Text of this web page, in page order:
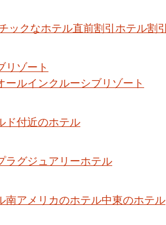
ックなホテル直前割引ホテル割引
リゾート
ールインクルーシブリゾート
ド付近のホテル
ラグジュアリーホテル
南アメリカのホテル中東のホテル